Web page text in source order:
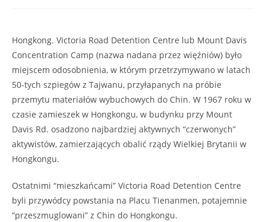
Hongkong. Victoria Road Detention Centre lub Mount Davis
Concentration Camp (nazwa nadana przez więźniów) było
miejscem odosobnienia, w którym przetrzymywano w latach
50-tych szpiegów z Tajwanu, przyłapanych na próbie
przemytu materiałów wybuchowych do Chin. W 1967 roku w
czasie zamieszek w Hongkongu, w budynku przy Mount
Davis Rd. osadzono najbardziej aktywnych “czerwonych”
aktywistów, zamierzających obalić rządy Wielkiej Brytanii w
Hongkongu.
Ostatnimi “mieszkańcami” Victoria Road Detention Centre
byli przywódcy powstania na Placu Tienanmen, potajemnie
“przeszmuglowani” z Chin do Hongkongu.